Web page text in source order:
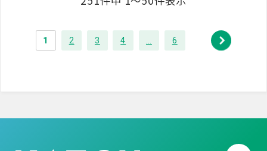
1 2 3 4 6